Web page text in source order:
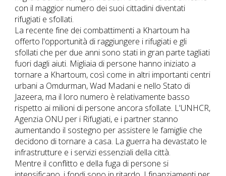
con il maggior numero dei suoi cittadini diventati
rifugiati e sfollati.
La recente fine dei combattimenti a Khartoum ha
offerto l'opportunità di raggiungere i rifugiati e gli
sfollati che per due anni sono stati in gran parte tagliati
fuori dagli aiuti. Migliaia di persone hanno iniziato a
tornare a Khartoum, così come in altri importanti centri
urbani a Omdurman, Wad Madani e nello Stato di
Jazeera, ma il loro numero è relativamente basso
rispetto ai milioni di persone ancora sfollate. L'UNHCR,
Agenzia ONU per i Rifugiati, e i partner stanno
aumentando il sostegno per assistere le famiglie che
decidono di tornare a casa. La guerra ha devastato le
infrastrutture e i servizi essenziali della città.
Mentre il conflitto e della fuga di persone si